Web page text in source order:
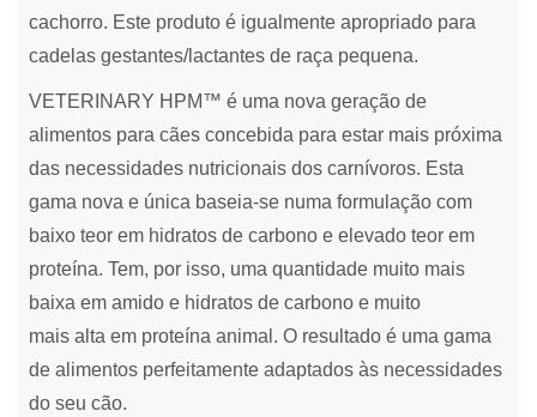
cachorro. Este produto é igualmente apropriado para
cadelas gestantes/lactantes de raça pequena.
VETERINARY HPM™ é uma nova geração de
alimentos para cães concebida para estar mais próxima
das necessidades nutricionais dos carnívoros. Esta
gama nova e única baseia-se numa formulação com
baixo teor em hidratos de carbono e elevado teor em
proteína. Tem, por isso, uma quantidade muito mais
baixa em amido e hidratos de carbono e muito
mais alta em proteína animal. O resultado é uma gama
de alimentos perfeitamente adaptados às necessidades
do seu cão.